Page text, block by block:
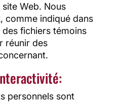
Web. Nous
comme indiqué dans
fichiers témoins
réunir des
personnels sont